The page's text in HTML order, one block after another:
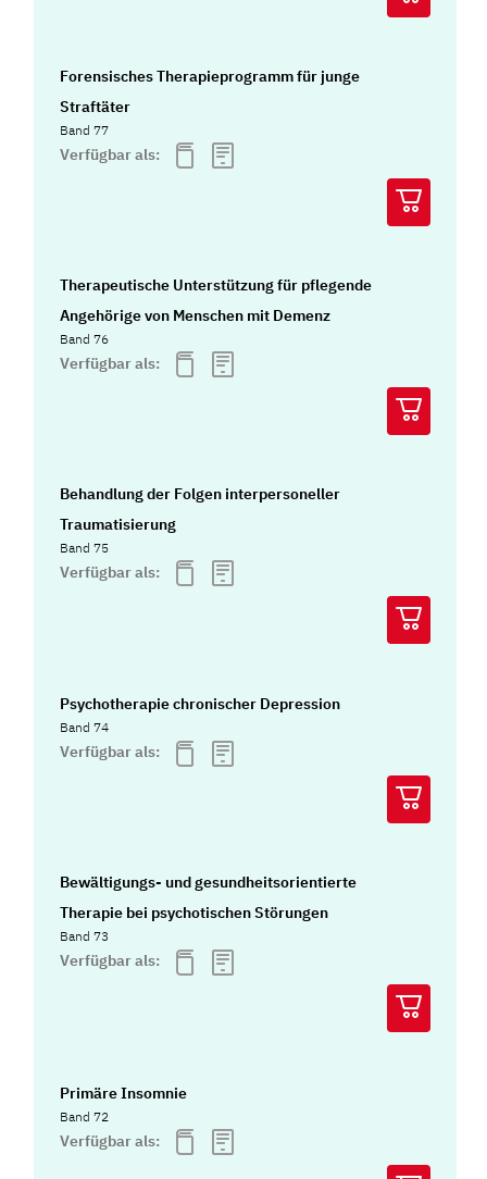
Forensisches Therapieprogramm für junge
Straftäter
Band 77
Verfügbar als:
Therapeutische Unterstützung für pflegende
Angehörige von Menschen mit Demenz
Band 76
Verfügbar als:
Behandlung der Folgen interpersoneller
Traumatisierung
Band 75
Verfügbar als:
Psychotherapie chronischer Depression
Band 74
Verfügbar als:
Bewältigungs- und gesundheitsorientierte
Therapie bei psychotischen Störungen
Band 73
Verfügbar als:
Primäre Insomnie
Band 72
Verfügbar als: